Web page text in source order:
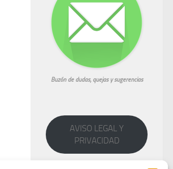
Buzón de dudas, quejas y sugerencias
AVISO LEGAL Y
PRIVACIDAD